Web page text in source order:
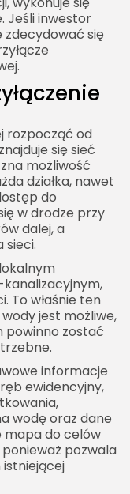
Jeśli inwestor
się
rozpocząć od
się sieć
możliwość
działka, nawet
do
w drodze przy
dalej, a
sieci.
To właśnie ten
jest możliwe,
powinno zostać
informacje
ewidencyjny,
wodę oraz dane
mapa do celów
pozwala
istniejącej